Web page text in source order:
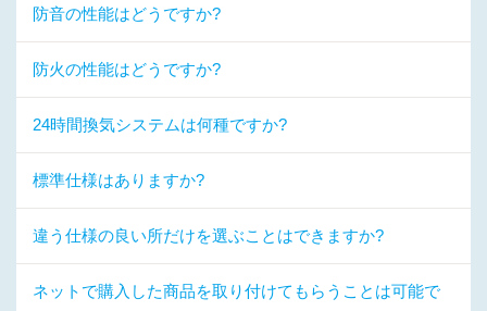
防音の性能はどうですか?
防火の性能はどうですか?
24時間換気システムは何種ですか?
標準仕様はありますか?
違う仕様の良い所だけを選ぶことはできますか?
ネットで購入した商品を取り付けてもらうことは可能で